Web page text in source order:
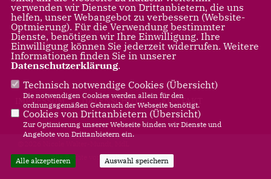
Landtagsabgeordnete für Leegebruch, Liebenwalde,
Oranienburg
IMPRESSUM DATENSCHUTZ KONTAKT
Alle Rechte vorbehalten.
verwenden wir Dienste von Drittanbietern, die uns
helfen, unser Webangebot zu verbessern (Website-
Optmierung). Für die Verwendung bestimmter
Dienste, benötigen wir Ihre Einwilligung. Ihre
Einwilligung können Sie jederzeit widerrufen. Weitere
Informationen finden Sie in unserer
Datenschutzerklärung.
Technisch notwendige Cookies (Übersicht)
Die notwendigen Cookies werden allein für den
ordnungsgemäßen Gebrauch der Webseite benötigt.
Cookies von Drittanbietern (Übersicht)
Zur Optimierung unserer Webseite binden wir Dienste und
Angebote von Drittanbietern ein.
Alle akzeptieren Auswahl speichern